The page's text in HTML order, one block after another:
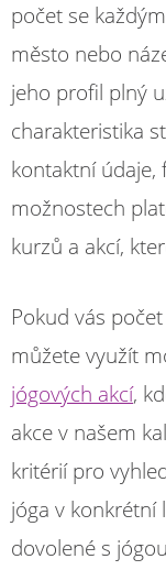
počet se
město nebo
jeho profil plný
charakteristika
kontaktní údaje,
možnostech
kurzů a akcí,
Pokud vás
můžete využít
jógových akcí,
akce v našem
kritérií pro
jóga v konkrétní
dovolené s